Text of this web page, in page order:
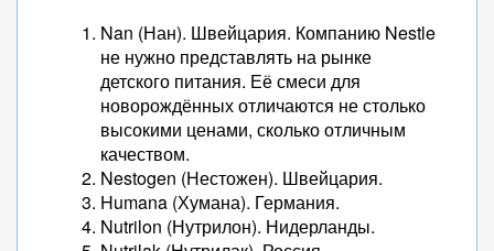
Nan (Нан). Швейцария. Компанию Nestle
не нужно представлять на рынке
детского питания. Её смеси для
новорождённых отличаются не столько
высокими ценами, сколько отличным
качеством.
Nestogen (Нестожен). Швейцария.
Humana (Хумана). Германия.
Nutrilon (Нутрилон). Нидерланды.